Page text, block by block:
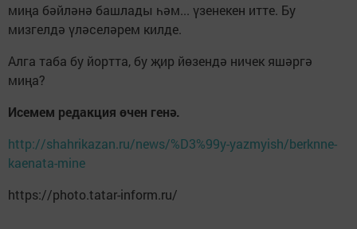
миңа бәйләнә башлады һәм... үзенекен итте. Бу
мизгелдә үләселәрем килде.
Алга таба бу йортта, бу җир йөзендә ничек яшәргә
миңа?
Исемем редакция өчен генә.
http://shahrikazan.ru/news/%D3%99y-yazmyish/berknne-
kaenata-mine
https://photo.tatar-inform.ru/